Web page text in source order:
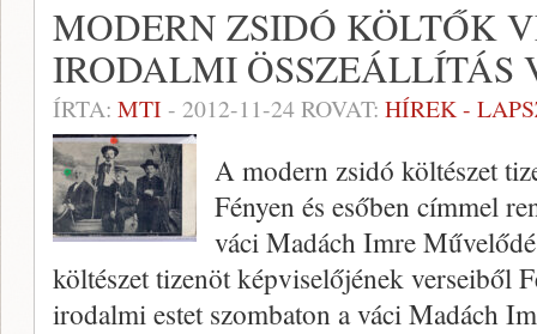
MODERN ZSIDÓ KÖLTŐK
IRODALMI ÖSSZEÁLLÍTÁS
ÍRTA: MTI - 2012-11-24ROVAT: HÍREK -
A modern zsidó költészet
Fényen és esőben címmel
váci Madách Imre
költészet tizenöt képviselőjének verseiből
irodalmi estet szombaton a váci Madách